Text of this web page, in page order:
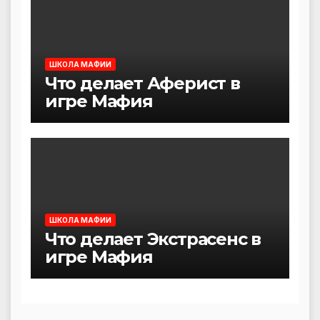
ШКОЛА МАФИИ
Что делает Аферист в
игре Мафия
ШКОЛА МАФИИ
Что делает Экстрасенс в
игре Мафия